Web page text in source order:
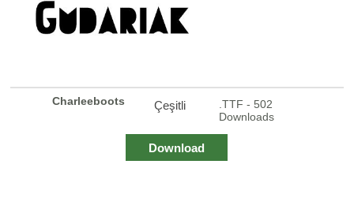
Charleeboots Çeşitli
.TTF - 502
Downloads
Download